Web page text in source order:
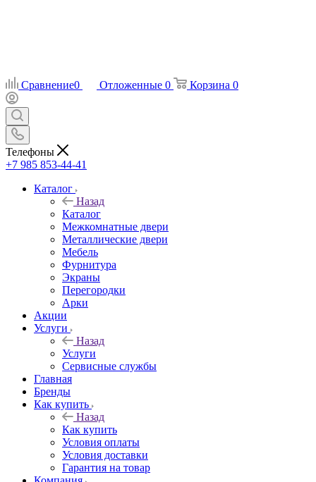
Сравнение0 Отложенные 0 Корзина 0
Телефоны
+7 985 853-44-41
Каталог
Назад
Каталог
Межкомнатные двери
Металлические двери
Мебель
Фурнитура
Экраны
Перегородки
Арки
Акции
Услуги
Назад
Услуги
Сервисные службы
Главная
Бренды
Как купить
Назад
Как купить
Условия оплаты
Условия доставки
Гарантия на товар